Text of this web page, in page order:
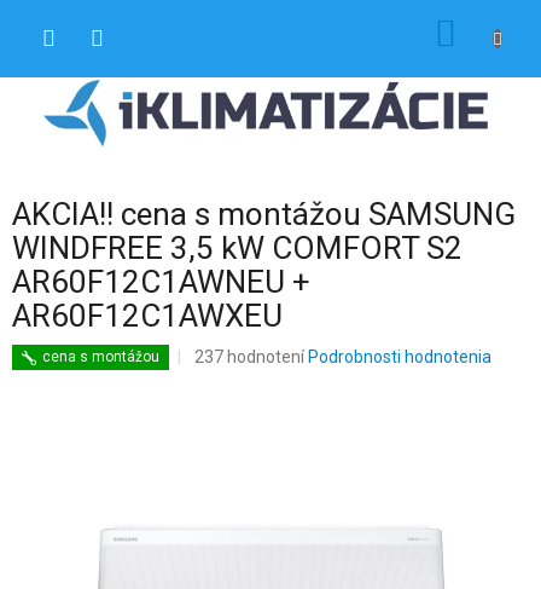
AKCIA!! cena s montážou SAMSUNG
WINDFREE 3,5 kW COMFORT S2
AR60F12C1AWNEU +
AR60F12C1AWXEU
cena s montážou
Priemerné
237 hodnotení Podrobnosti hodnotenia